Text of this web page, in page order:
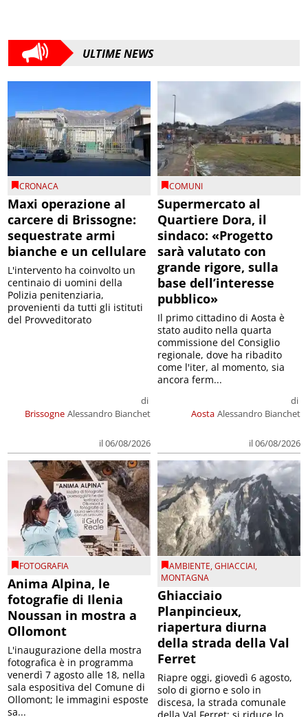
ULTIME NEWS
CRONACA
Maxi operazione al
carcere di Brissogne:
sequestrate armi
bianche e un cellulare
Brissogne
di
Alessandro Bianchet
il 06/08/2026
L'intervento ha coinvolto un
centinaio di uomini della
Polizia penitenziaria,
provenienti da tutti gli istituti
del Provveditorato
COMUNI
Supermercato al
Quartiere Dora, il
sindaco: «Progetto
sarà valutato con
grande rigore, sulla
base dell’interesse
pubblico»
Aosta
di
Alessandro Bianchet
il 06/08/2026
Il primo cittadino di Aosta è
stato audito nella quarta
commissione del Consiglio
regionale, dove ha ribadito
come l'iter, al momento, sia
ancora ferm...
FOTOGRAFIA
Anima Alpina, le
fotografie di Ilenia
Noussan in mostra a
Ollomont
L'inaugurazione della mostra
fotografica è in programma
venerdì 7 agosto alle 18, nella
sala espositiva del Comune di
Ollomont; le immagini esposte
sa...
AMBIENTE,GHIACCIAI,
MONTAGNA
Ghiacciaio
Planpincieux,
riapertura diurna
della strada della Val
Ferret
Riapre oggi, giovedì 6 agosto,
solo di giorno e solo in
discesa, la strada comunale
della Val Ferret; si riduce lo